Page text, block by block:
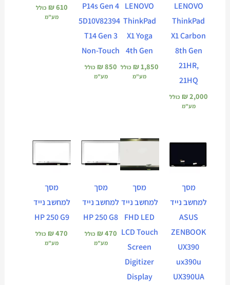
LENOVO
ThinkPad
X1 Carbon
8th Gen
21HR,
21HQ
₪2,000
כולל
מע"מ
LENOVO
ThinkPad
X1 Yoga
4th Gen
₪1,850
כולל
מע"מ
P14s Gen 4
5D10V82394
T14 Gen 3
Non-Touch
₪850
כולל
מע"מ
₪610
כולל
מע"מ
מסך
למחשב נייד
ASUS
ZENBOOK
UX390
ux390u
UX390UA
מסך
למחשב נייד
FHD LED
LCD Touch
Screen
Digitizer
Display
מסך
למחשב נייד
HP 250 G8
₪470
כולל
מע"מ
מסך
למחשב נייד
HP 250 G9
₪470
כולל
מע"מ